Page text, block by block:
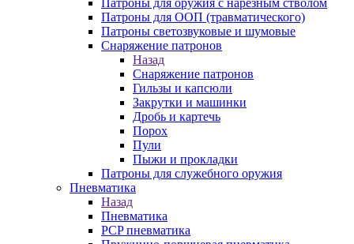
Патроны для оружия с нарезным стволом
Патроны для ООП (травматического)
Патроны светозвуковые и шумовые
Снаряжение патронов
Назад
Снаряжение патронов
Гильзы и капсюли
Закрутки и машинки
Дробь и картечь
Порох
Пули
Пыжи и прокладки
Патроны для служебного оружия
Пневматика
Назад
Пневматика
PCP пневматика